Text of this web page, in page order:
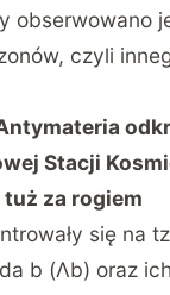
obserwowano
czyli
Stacji
za rogiem
się na
b (Λb) oraz